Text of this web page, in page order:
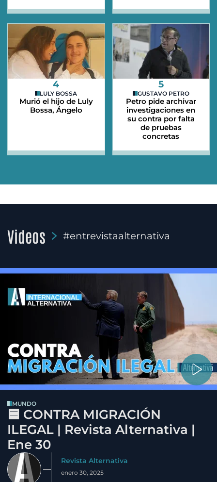
4
LULY BOSSA
Murió el hijo de Luly
Bossa, Ángelo
5
GUSTAVO PETRO
Petro pide archivar
investigaciones en
su contra por falta
de pruebas
concretas
Videos #entrevistaalternativa
MUNDO
🟦 CONTRA MIGRACIÓN
ILEGAL | Revista Alternativa |
Ene 30
Revista Alternativa
enero 30, 2025